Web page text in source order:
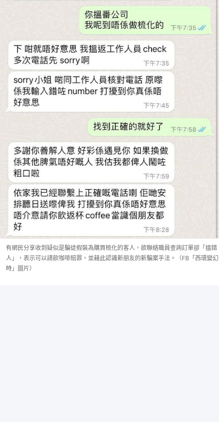
有網民分享收到疑似是騙徒假裝為購買梳化的客人，欲聯絡職員查詢訂單卻「搵錯
人」，表示可以請飲咖啡賠罪，並藉此認識新朋友的新騙案手法。（FB「西環變幻
時」圖片）